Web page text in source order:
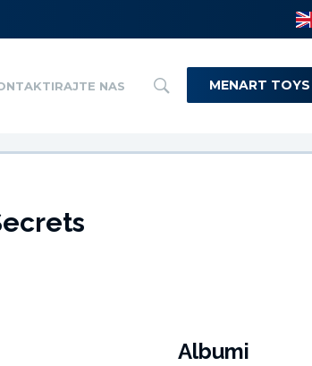
NAS MENART TOYS
Albumi